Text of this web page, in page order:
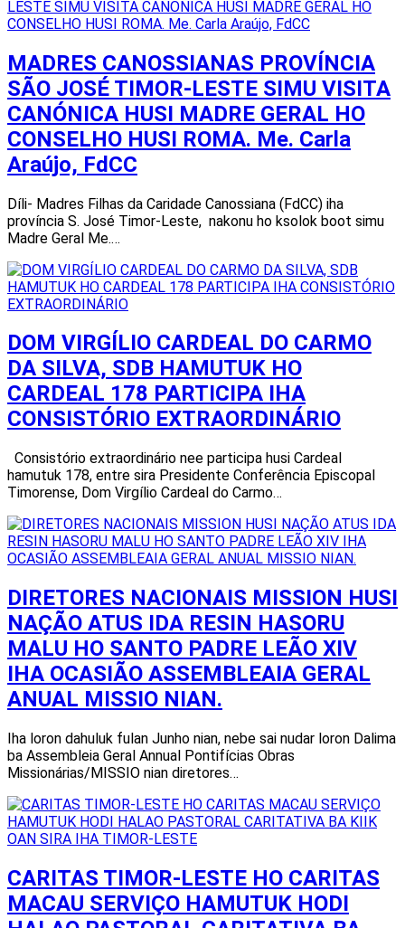
MADRES CANOSSIANAS PROVÍNCIA
SÃO JOSÉ TIMOR-LESTE SIMU VISITA
CANÓNICA HUSI MADRE GERAL HO
CONSELHO HUSI ROMA. Me. Carla
Araújo, FdCC
Díli- Madres Filhas da Caridade Canossiana (FdCC) iha
província S. José Timor-Leste, nakonu ho ksolok boot simu
Madre Geral Me.…
DOM VIRGÍLIO CARDEAL DO CARMO
DA SILVA, SDB HAMUTUK HO
CARDEAL 178 PARTICIPA IHA
CONSISTÓRIO EXTRAORDINÁRIO
Consistório extraordinário nee participa husi Cardeal
hamutuk 178, entre sira Presidente Conferência Episcopal
Timorense, Dom Virgílio Cardeal do Carmo…
DIRETORES NACIONAIS MISSION HUSI
NAÇÃO ATUS IDA RESIN HASORU
MALU HO SANTO PADRE LEÃO XIV
IHA OCASIÃO ASSEMBLEAIA GERAL
ANUAL MISSIO NIAN.
Iha loron dahuluk fulan Junho nian, nebe sai nudar loron Dalima
ba Assembleia Geral Annual Pontifícias Obras
Missionárias/MISSIO nian diretores…
CARITAS TIMOR-LESTE HO CARITAS
MACAU SERVIÇO HAMUTUK HODI